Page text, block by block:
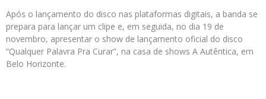
Após o lançamento do disco nas plataformas digitais, a banda se
prepara para lançar um clipe e, em seguida, no dia 19 de
novembro, apresentar o show de lançamento oficial do disco
“Qualquer Palavra Pra Curar”, na casa de shows A Autêntica, em
Belo Horizonte.